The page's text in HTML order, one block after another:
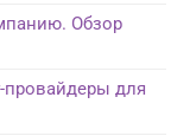
Обзор
провайдеры для